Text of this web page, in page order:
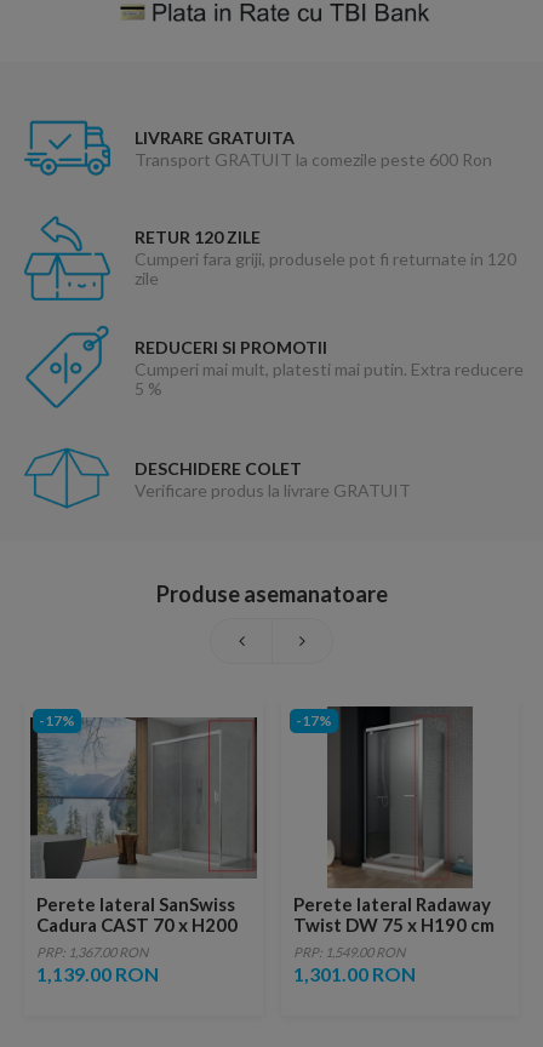
LIVRARE GRATUITA
Transport GRATUIT la comezile peste 600 Ron
RETUR 120 ZILE
Cumperi fara griji, produsele pot fi returnate in 120
zile
REDUCERI SI PROMOTII
Cumperi mai mult, platesti mai putin. Extra reducere
5 %
DESCHIDERE COLET
Verificare produs la livrare GRATUIT
Produse asemanatoare
-17%
Perete lateral SanSwiss
Cadura CAST 70 x H200
cm
PRP: 1,367.00 RON
1,139.00 RON
-17%
Perete lateral Radaway
Twist DW 75 x H190 cm
PRP: 1,549.00 RON
1,301.00 RON